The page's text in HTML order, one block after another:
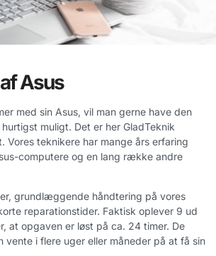
Asus
med sin Asus, vil man gerne have den
muligt. Det er her GladTeknik
Vores teknikere har mange års erfaring
computere og en lang række andre
grundlæggende håndtering på vores
reparationstider. Faktisk oplever 9 ud
at opgaven er løst på ca. 24 timer. De
vente i flere uger eller måneder på at få sin